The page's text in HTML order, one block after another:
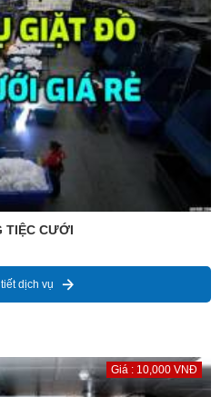
TIỆC CƯỚI
dịch vụ
Giá : 10,000 VNĐ